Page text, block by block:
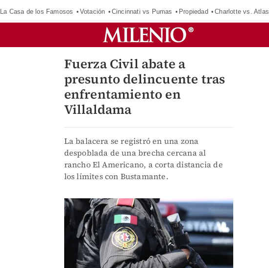
La Casa de los Famosos Votación Cincinnati vs Pumas Propiedad Charlotte vs. Atlas
Fuerza Civil abate a
presunto delincuente tras
enfrentamiento en
Villaldama
La balacera se registró en una zona
despoblada de una brecha cercana al
rancho El Americano, a corta distancia de
los límites con Bustamante.